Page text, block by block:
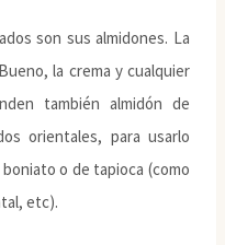
son sus almidones. La
la crema y cualquier
también almidón de
orientales, para usarlo
o de tapioca (como
etc).